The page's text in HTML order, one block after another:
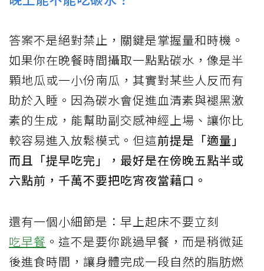
答案不是絕對禁止，關鍵是掌握量和時機。
如果你在晚餐時間攝取一點點碳水，像是半
顆地瓜或一小份南瓜，其實對某些人反而有
助於入睡。因為碳水會促進血清素與褪黑激
素的生成，能幫助副交感神經上場、讓你比
較容易進入放鬆模式。但這前提是「適量」
而且「提早吃完」，最好是在傍晚五點半或
六點前，千萬不要把吃宵夜當藉口。
還有一個小細節是：早上起床不要立刻
吃早餐 。這不是要你跳過早餐，而是稍微延
後進食時間，讓身體完成一段自然的脂肪燃